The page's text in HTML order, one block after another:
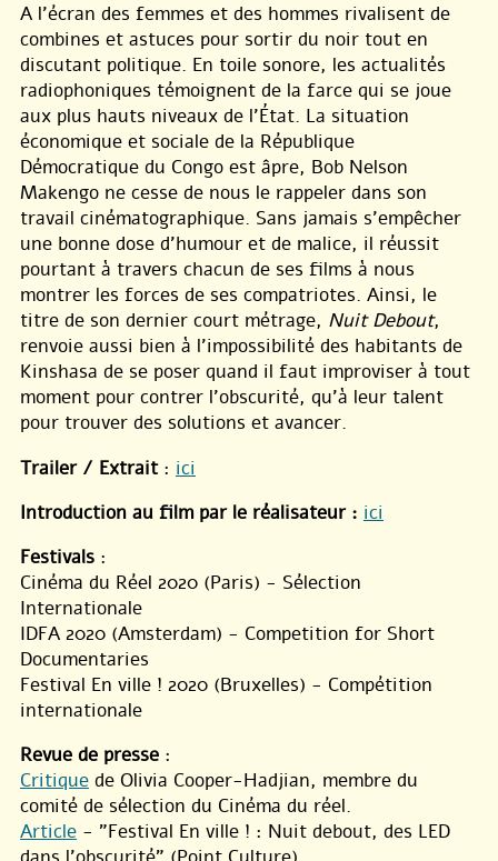
A l’écran des femmes et des hommes rivalisent de
combines et astuces pour sortir du noir tout en
discutant politique. En toile sonore, les actualités
radiophoniques témoignent de la farce qui se joue
aux plus hauts niveaux de l’État. La situation
économique et sociale de la République
Démocratique du Congo est âpre, Bob Nelson
Makengo ne cesse de nous le rappeler dans son
travail cinématographique. Sans jamais s’empêcher
une bonne dose d’humour et de malice, il réussit
pourtant à travers chacun de ses films à nous
montrer les forces de ses compatriotes. Ainsi, le
titre de son dernier court métrage, Nuit Debout,
renvoie aussi bien à l’impossibilité des habitants de
Kinshasa de se poser quand il faut improviser à tout
moment pour contrer l’obscurité, qu’à leur talent
pour trouver des solutions et avancer.
Trailer / Extrait: ici
Introduction au film par le réalisateur : ici
Festivals :
Cinéma du Réel 2020 (Paris) - Sélection
Internationale
IDFA 2020 (Amsterdam) - Competition for Short
Documentaries
Festival En ville ! 2020 (Bruxelles) - Compétition
internationale
Revue de presse :
Critique de Olivia Cooper-Hadjian, membre du
comité de sélection du Cinéma du réel.
Article - "Festival En ville ! : Nuit debout, des LED